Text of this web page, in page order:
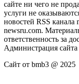
сайте ни чего не
услуги не
новостей RSS канала
newsru.com.
ответственность за
Администрация сайта
Сайт от bmb3 @ 2025